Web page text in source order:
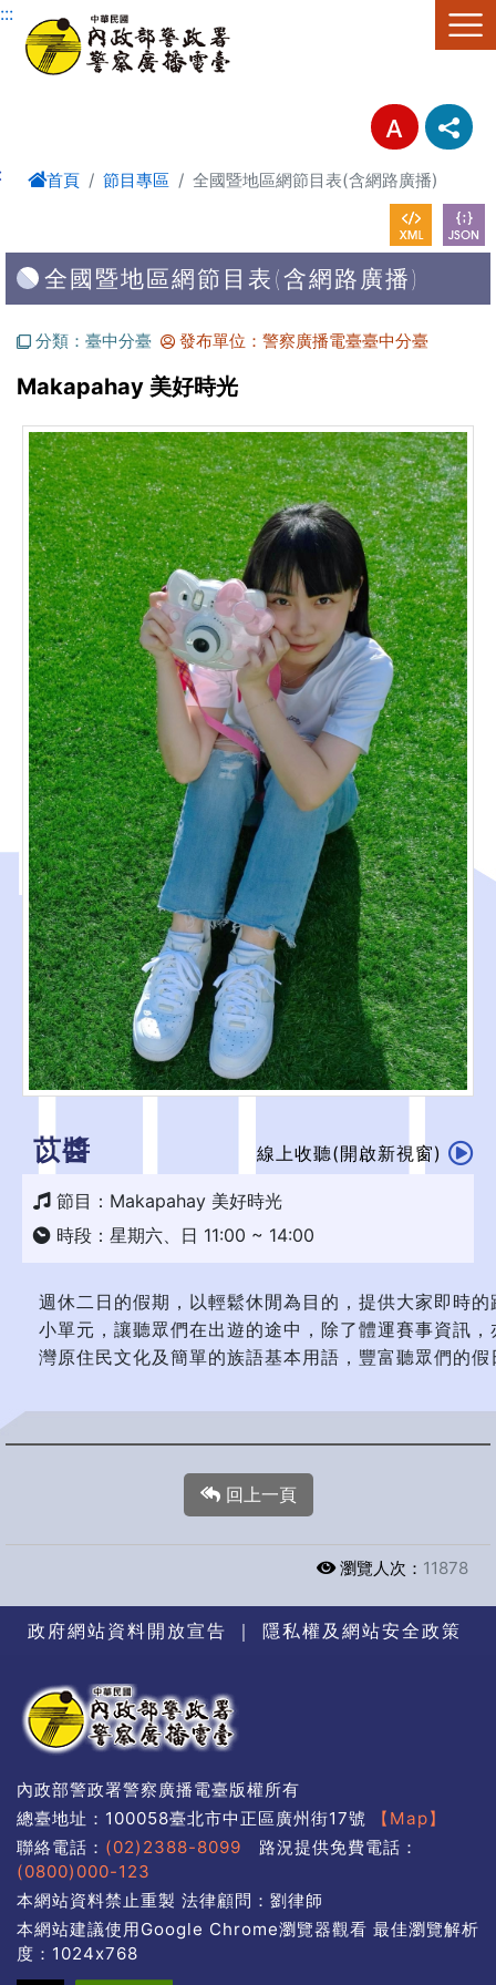
進入內容區塊
:::
首頁 節目專區 全國暨地區網節目表(含網路廣播)
全國暨地區網節目表(含網路廣播)
分類：臺中分臺 發布單位：警察廣播電臺臺中分臺
Makapahay 美好時光
苡醬 線上收聽(開啟新視窗)
節目：Makapahay 美好時光
時段：星期六、日 11:00 ~ 14:00
週休二日的假期，以輕鬆休閒為目的，提供大家即時
小單元，讓聽眾們在出遊的途中，除了體運賽事資訊
灣原住民文化及簡單的族語基本用語，豐富聽眾們的假
回上一頁
瀏覽人次： 11878
政府網站資料開放宣告 ｜ 隱私權及網站安全政策
內政部警政署警察廣播電臺版權所有
總臺地址：100058臺北市中正區廣州街17號
【Map】
聯絡電話： (02)2388-8099 路況提供免費電話：
(0800)000-123
本網站資料禁止重製 法律顧問：劉律師
本網站建議使用Google Chrome瀏覽器觀看 最佳瀏覽解析
度：1024x768